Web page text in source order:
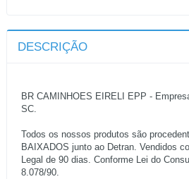
DESCRIÇÃO
BR CAMINHOES EIRELI EPP -
SC.
Todos os nossos produtos são
BAIXADOS junto ao Detran. Vendidos
Legal de 90 dias. Conforme Lei do
8.078/90.